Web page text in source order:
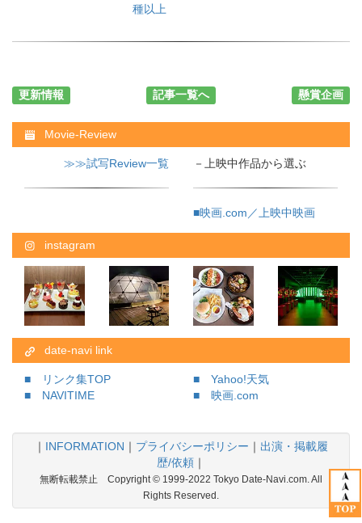
種以上
更新情報 記事一覧へ 懸賞企画
Movie-Review
≫≫試写Review一覧 －上映中作品から選ぶ
■映画.com／上映中映画
instagram
date-navi link
■ リンク集TOP
■ Yahoo!天気
■ NAVITIME
■ 映画.com
｜ INFORMATION ｜ プライバシーポリシー ｜ 出演・掲載履
歴/依頼 ｜
無断転載禁止 Copyright © 1999-2022 Tokyo Date-Navi.com. All
Rights Reserved.